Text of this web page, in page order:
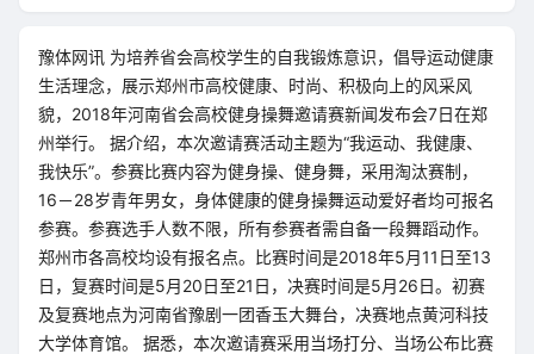
豫体网讯 为培养省会高校学生的自我锻炼意识，倡导运动健康
生活理念，展示郑州市高校健康、时尚、积极向上的风采风
貌，2018年河南省会高校健身操舞邀请赛新闻发布会7日在郑
州举行。 据介绍，本次邀请赛活动主题为“我运动、我健康、
我快乐”。参赛比赛内容为健身操、健身舞，采用淘汰赛制，
16－28岁青年男女，身体健康的健身操舞运动爱好者均可报名
参赛。参赛选手人数不限，所有参赛者需自备一段舞蹈动作。
郑州市各高校均设有报名点。比赛时间是2018年5月11日至13
日，复赛时间是5月20日至21日，决赛时间是5月26日。初赛
及复赛地点为河南省豫剧一团香玉大舞台，决赛地点黄河科技
大学体育馆。 据悉，本次邀请赛采用当场打分、当场公布比赛